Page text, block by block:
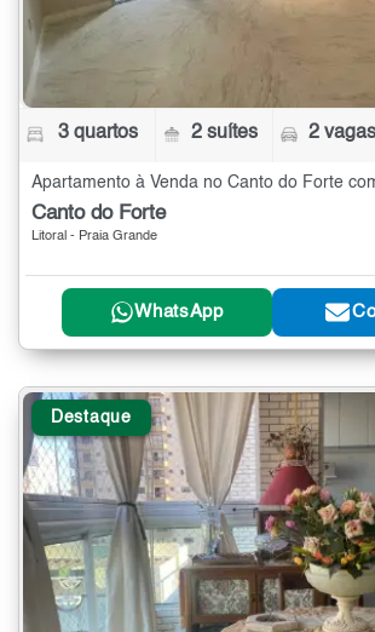
3 quartos 2 suítes 2 vagas
Canto do Forte
Litoral - Praia Grande
WhatsApp
Destaque